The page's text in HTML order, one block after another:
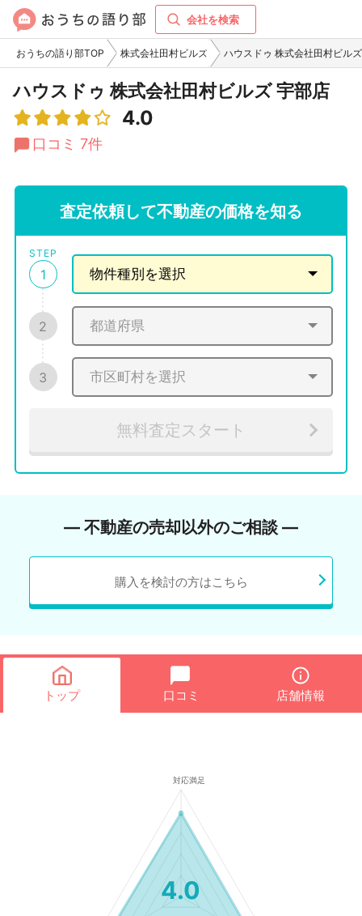
会社を検索
おうちの語り部TOP 株式会社田村ビルズ ハウスドゥ 株式会社田村ビル
ハウスドゥ 株式会社田村ビルズ 宇部店
4.0
口コミ 7件
査定依頼して不動産の価格を知る
STEP
1
2
3
無料査定スタート
― 不動産の売却以外のご相談 ―
購入を検討の方はこちら
トップ 口コミ 店舗情報
4.0